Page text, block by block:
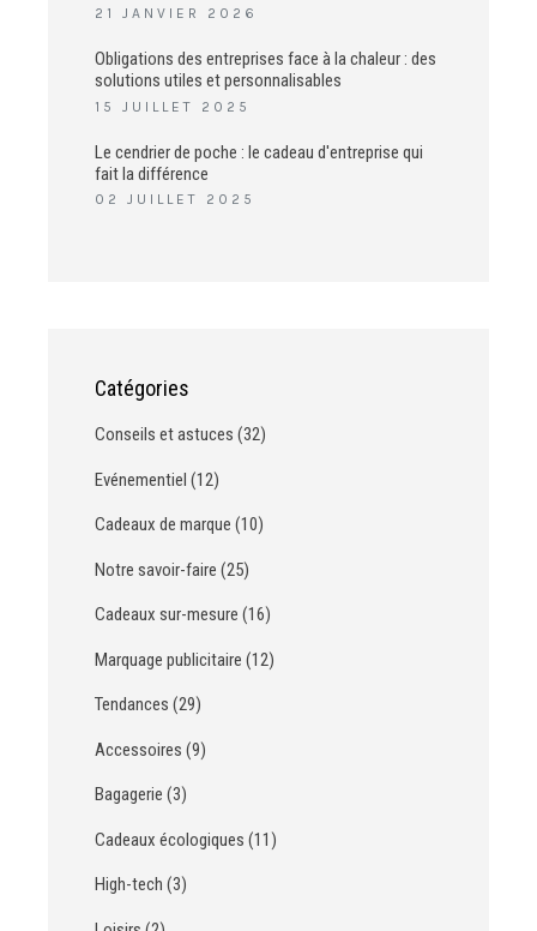
21 JANVIER 2026
Obligations des entreprises face à la chaleur : des
solutions utiles et personnalisables
15 JUILLET 2025
Le cendrier de poche : le cadeau d'entreprise qui
fait la différence
02 JUILLET 2025
Catégories
Conseils et astuces (32)
Evénementiel (12)
Cadeaux de marque (10)
Notre savoir-faire (25)
Cadeaux sur-mesure (16)
Marquage publicitaire (12)
Tendances (29)
Accessoires (9)
Bagagerie (3)
Cadeaux écologiques (11)
High-tech (3)